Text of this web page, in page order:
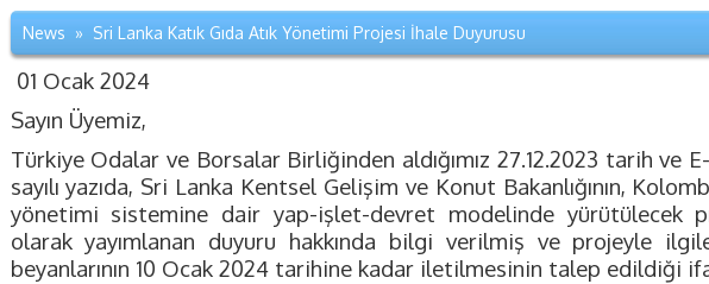
News » Sri Lanka Katık Gıda Atık Yönetimi Projesi İhale Duyurusu
01 Ocak 2024
Sayın Üyemiz,
Türkiye Odalar ve Borsalar Birliğinden aldığımız 27.12.2023 tarih ve
sayılı yazıda, Sri Lanka Kentsel Gelişim ve Konut Bakanlığının,
yönetimi sistemine dair yap-işlet-devret modelinde yürütülecek
olarak yayımlanan duyuru hakkında bilgi verilmiş ve projeyle
beyanlarının 10 Ocak 2024 tarihine kadar iletilmesinin talep edildiği